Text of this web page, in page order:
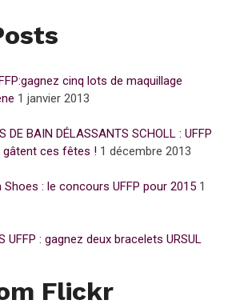
cinq lots de maquillage
1 janvier 2013
DE BAIN DÉLASSANTS SCHOLL : UFFP
gâtent ces fêtes ! 1 décembre 2013
Shoes : le concours UFFP pour 2015 1
UFFP : gagnez deux bracelets URSUL
Flickr